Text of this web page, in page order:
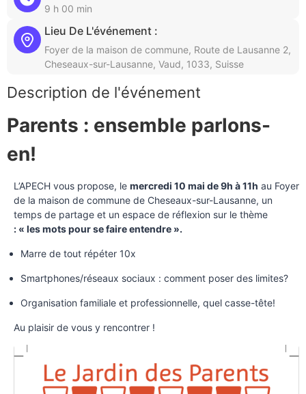
9 h 00 min
Lieu De L'événement :
Foyer de la maison de commune, Route de Lausanne 2,
Cheseaux-sur-Lausanne, Vaud, 1033, Suisse
Description de l'événement
Parents : ensemble parlons-
en!
L’APECH vous propose, le mercredi 10 mai de 9h à 11h au Foyer
de la maison de commune de Cheseaux-sur-Lausanne, un
temps de partage et un espace de réflexion sur le thème
: « les mots pour se faire entendre ».
Marre de tout répéter 10x
Smartphones/réseaux sociaux : comment poser des limites?
Organisation familiale et professionnelle, quel casse-tête!
Au plaisir de vous y rencontrer !